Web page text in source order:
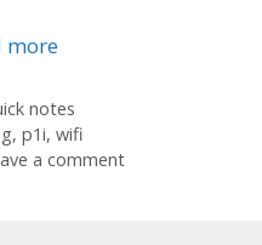
more
notes
, p1i, wifi
a comment